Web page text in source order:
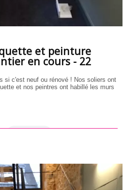
et peinture
en cours - 22
si c'est neuf ou rénové ! Nos soliers ont
et nos peintres ont habillé les murs